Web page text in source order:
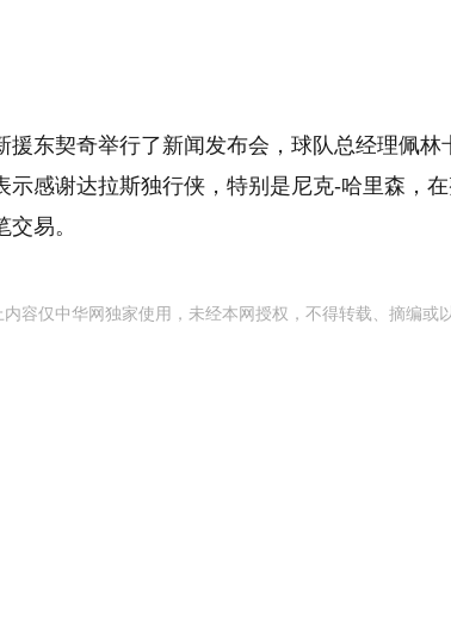
援东契奇举行了新闻发布会，球队总经理佩
示感谢达拉斯独行侠，特别是尼克-哈里森，
易。
内容仅中华网独家使用，未经本网授权，不得转载、摘编或